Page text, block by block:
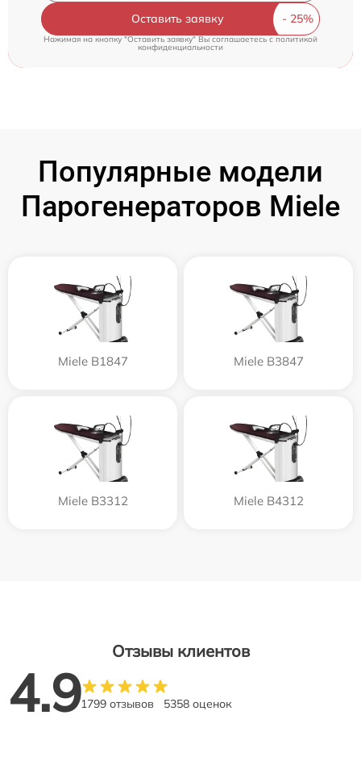
Оставить заявку
Нажимая на кнопку "Оставить заявку" Вы соглашаетесь cполитикой
конфиденциальности
Популярные модели
Парогенераторов Miele
Miele B1847 Miele B3847
Miele B3312 Miele B4312
Отзывы клиентов
4.91799 отзывов 5358 оценок